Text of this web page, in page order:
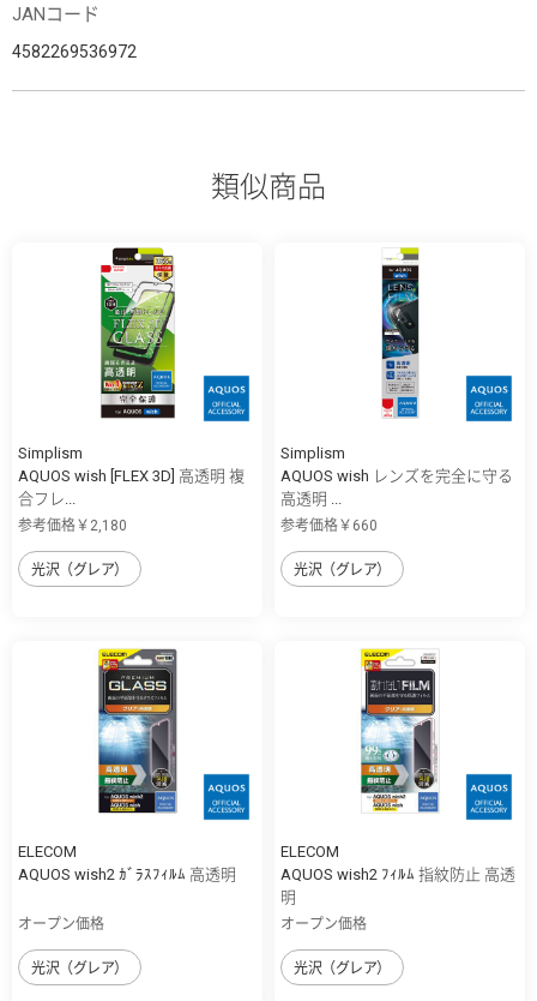
JANコード
4582269536972
類似商品
Simplism
AQUOS wish [FLEX 3D] 高透明 複
合フレ...
参考価格￥2,180
光沢（グレア）
Simplism
AQUOS wish レンズを完全に守る
高透明 ...
参考価格￥660
光沢（グレア）
ELECOM
AQUOS wish2 ｶﾞﾗｽﾌｨﾙﾑ 高透明
オープン価格
光沢（グレア）
ELECOM
AQUOS wish2 ﾌｨﾙﾑ 指紋防止 高透
明
オープン価格
光沢（グレア）